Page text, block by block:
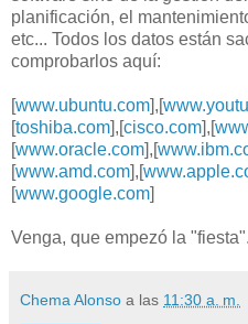
planificación, el
etc... Todos los datos están
comprobarlos aquí:
[www.ubuntu.com],[
[toshiba.com],[cisco.com],[
[www.oracle.com],[
[www.amd.com],[
[www.google.com]
Venga, que empezó la
Chema Alonso a las 11:30 a. m.